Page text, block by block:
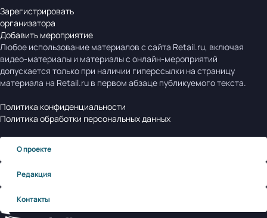
Зарегистрировать
организатора
Добавить мероприятие
Любое использование материалов с сайта Retail.ru, включая
видео-материалы и материалы с онлайн-мероприятий
допускается только при наличии гиперссылки на страницу
материала на Retail.ru в первом абзаце публикуемого текста.
Политика конфиденциальности
Политика обработки персональных данных
О проекте
Редакция
Контакты